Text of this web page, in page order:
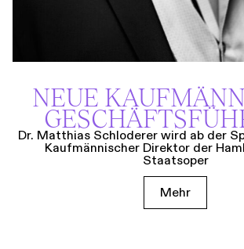
NEUE
Dr. Matthias Schloderer wird ab der
Kaufmännischer Direktor der
Staatsoper
Mehr